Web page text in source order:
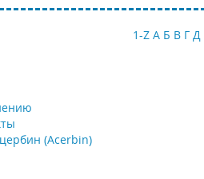
1-Z А Б В Г Д
(Acerbin)